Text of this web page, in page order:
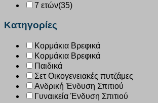
7 ετών(35)
Κατηγορίες
Κορμάκια Βρεφικά
Κορμάκια Βρεφικά
Παιδικά
Σετ Οικογενειακές πυτζάμες
Ανδρική Ένδυση Σπιτιού
Γυναικεία Ένδυση Σπιτιού